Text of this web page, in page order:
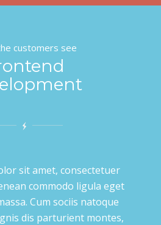
customers see
sit amet, consectetuer
commodo ligula eget
Cum sociis natoque
dis parturient montes,